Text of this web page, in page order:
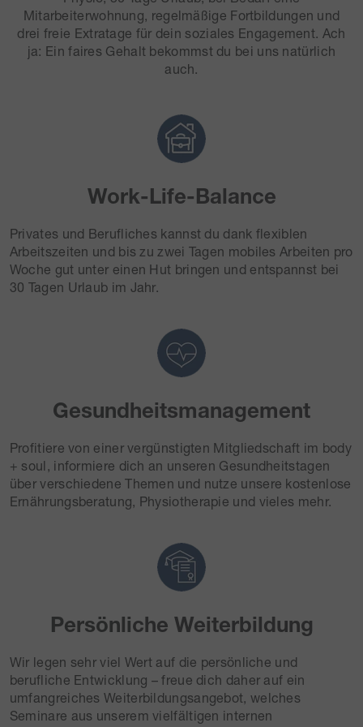
Mitarbeiterwohnung, regelmäßige Fortbildungen und
drei freie Extratage für dein soziales Engagement. Ach
ja: Ein faires Gehalt bekommst du bei uns natürlich
auch.
Work-Life-Balance
Privates und Berufliches kannst du dank flexiblen
Arbeitszeiten und bis zu zwei Tagen mobiles Arbeiten pro
Woche gut unter einen Hut bringen und entspannst bei
30 Tagen Urlaub im Jahr.
Gesundheitsmanagement
Profitiere von einer vergünstigten Mitgliedschaft im body
+ soul, informiere dich an unseren Gesundheitstagen
über verschiedene Themen und nutze unsere kostenlose
Ernährungsberatung, Physiotherapie und vieles mehr.
Persönliche Weiterbildung
Wir legen sehr viel Wert auf die persönliche und
berufliche Entwicklung – freue dich daher auf ein
umfangreiches Weiterbildungsangebot, welches
Seminare aus unserem vielfältigen internen